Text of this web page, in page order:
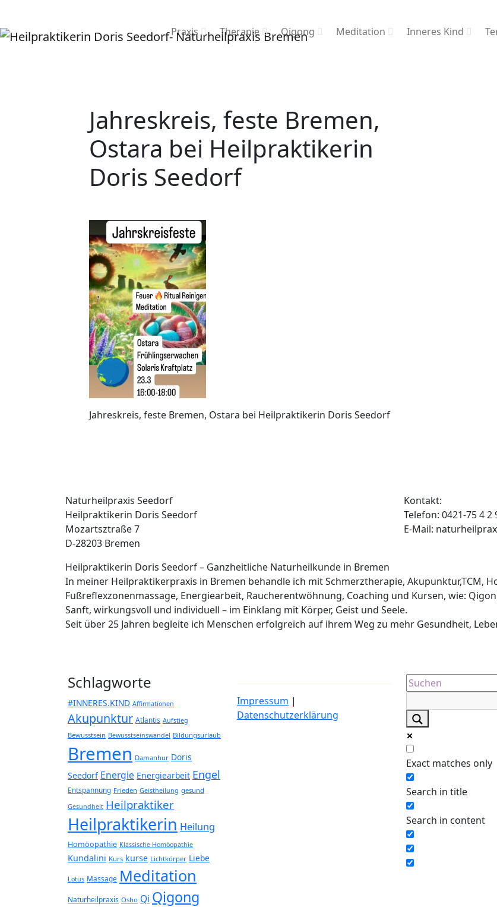
Praxis Therapie Qigong Meditation Inneres Kind
Jahreskreis, feste Bremen,
Ostara bei Heilpraktikerin
Doris Seedorf
Jahreskreis, feste Bremen, Ostara bei Heilpraktikerin Doris Seedorf
Naturheilpraxis Seedorf
Heilpraktikerin Doris Seedorf
Mozartsztraße 7
D-28203 Bremen
Kontakt:
Telefon: 0421-75 4 2
E-Mail:
Heilpraktikerin Doris Seedorf – Ganzheitliche Naturheilkunde in Bremen
In meiner Heilpraktikerpraxis in Bremen behandle ich mit Schmerztherapie, Akupunktur,TCM,
Fußreflexzonenmassage, Energiearbeit, Raucherentwöhnung, Coaching und Kursen, wie:
Sanft, wirkungsvoll und individuell – im Einklang mit Körper, Geist und Seele.
Seit über 25 Jahren begleite ich Menschen erfolgreich auf ihrem Weg zu mehr Gesundheit,
Schlagworte
#INNERES.KIND Affirmationen
Akupunktur Atlantis Aufstieg
Bewusstsein Bewusstseinswandel Bildungsurlaub
Bremen Damanhur Doris
Seedorf Energie Energiearbeit Engel
Entspannung Frieden Geistheilung gesund
Gesundheit Heilpraktiker
Heilpraktikerin Heilung
Homöopathie Klassische Homöopathie
Kundalini Kurs kurse Lichtkörper Liebe
Lotus Massage Meditation
Naturheilpraxis Osho Qi Qigong
Impressum |
Datenschutzerklärung
Exact matches only
Search in title
Search in content